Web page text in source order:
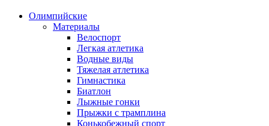
Олимпийские
Материалы
Велоспорт
Легкая атлетика
Водные виды
Тяжелая атлетика
Гимнастика
Биатлон
Лыжные гонки
Прыжки с трамплина
Конькобежный спорт